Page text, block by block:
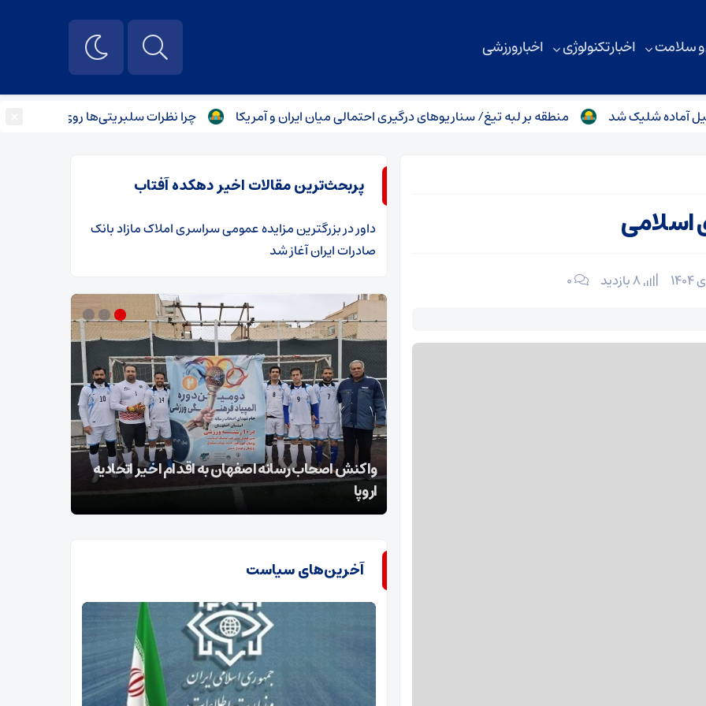
و سلامت اخبار تکنولوژی اخبار ورزشی
شلیک شد منطقه بر لبه تیغ/ سناریو‌های درگیری احتمالی میان ایران و آمریکا چرا نظرات سلبریتی‌ها روی جوانان اثر می‌گذارد؟
۰
پربحث‌ترین مقالات اخیر دهکده آفتاب
داوردر​بزرگترین مزایده عمومی سراسری املاک مازاد بانک
صادرات ایران آغاز شد
اقدام اتحادیه اروپا علیه سپاه سیاسی و غیرقانونی
است
آخرین‌های سیاست